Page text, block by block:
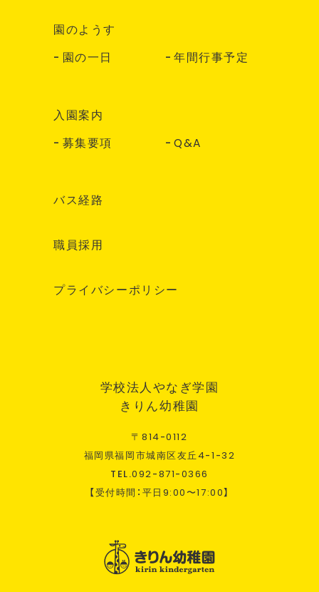
園のようす
園の一日
年間行事予定
入園案内
募集要項
Q&A
バス経路
職員採用
プライバシーポリシー
学校法人やなぎ学園
きりん幼稚園
〒814-0112
福岡県福岡市城南区友丘4-1 -32
TEL.092-871-0366
【受付時間：平日 9:00〜17:00】